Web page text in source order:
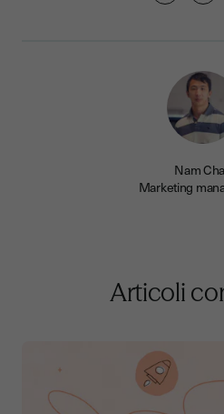
Nam
Marketing
Articoli